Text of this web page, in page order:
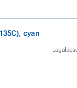
cyan